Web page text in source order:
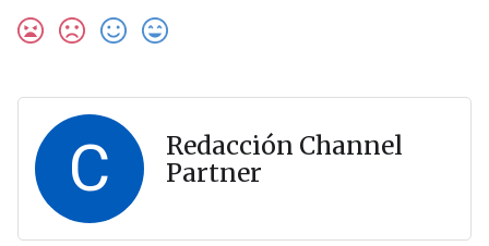
C
Redacción Channel
Partner